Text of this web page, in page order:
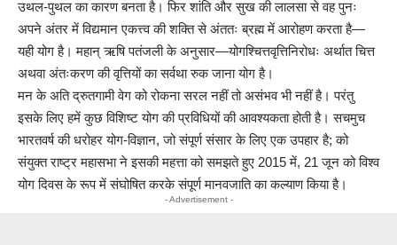
उथल-पुथल का कारण बनता है। फिर शांति और सुख की लालसा से वह पुनः
अपने अंतर में विद्यमान एकत्त्व की शक्ति से अंततः ब्रह्म में आरोहण करता है—
यही योग है। महान् ऋषि पतंजली के अनुसार—योगश्चित्तवृत्तिनिरोधः अर्थात चित्त
अथवा अंतःकरण की वृत्तियों का सर्वथा रुक जाना योग है।
मन के अति द्रुतगामी वेग को रोकना सरल नहीं तो असंभव भी नहीं है। परंतु
इसके लिए हमें कुछ विशिष्ट योग की प्रविधियों की आवश्यकता होती है। सचमुच
भारतवर्ष की धरोहर योग-विज्ञान, जो संपूर्ण संसार के लिए एक उपहार है; को
संयुक्त राष्ट्र महासभा ने इसकी महत्ता को समझते हुए 2015 में, 21 जून को विश्व
योग दिवस के रूप में संघोषित करके संपूर्ण मानवजाति का कल्याण किया है।
- Advertisement -